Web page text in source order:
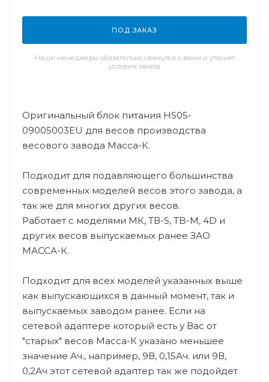
ПОД ЗАКАЗ
Наши менеджеры обязательно свяжутся с вами и уточнят
условия заказа
Оригинальный блок питания HS05-
09005003EU для весов производства
весового завода Масса-К.
Подходит для подавляющего большинства
современных моделей весов этого завода, а
так же для многих других весов.
Работает с моделями МК, ТВ-S, TB-M, 4D и
других весов выпускаемых ранее ЗАО
МАССА-К.
Подходит для всех моделей указанных выше
как выпускающихся в данный момент, так и
выпускаемых заводом ранее. Если на
сетевой адаптере который есть у Вас от
"старых" весов Масса-К указано меньшее
значение Ач., например, 9В, 0,15Ач. или 9В,
0,2Ач этот сетевой адаптер так же подойдет